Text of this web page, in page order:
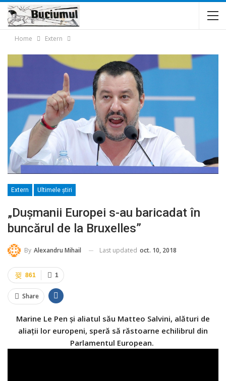
Home Extern
Extern Ultimele ştiri
„Duşmanii Europei s-au baricadat în
buncărul de la Bruxelles”
By Alexandru Mihail Last updated oct. 10, 2018
1
861
Share
Marine Le Pen şi aliatul său Matteo Salvini, alături de
aliații lor europeni, speră să răstoarne echilibrul din
Parlamentul European.